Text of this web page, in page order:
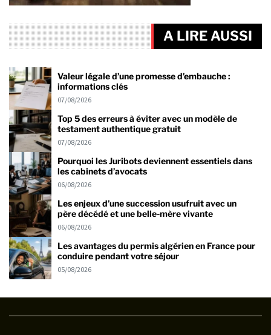
A LIRE AUSSI
Valeur légale d’une promesse d’embauche :
informations clés
07/08/2026
Top 5 des erreurs à éviter avec un modèle de
testament authentique gratuit
07/08/2026
Pourquoi les Juribots deviennent essentiels dans
les cabinets d’avocats
06/08/2026
Les enjeux d’une succession usufruit avec un
père décédé et une belle-mère vivante
06/08/2026
Les avantages du permis algérien en France pour
conduire pendant votre séjour
05/08/2026